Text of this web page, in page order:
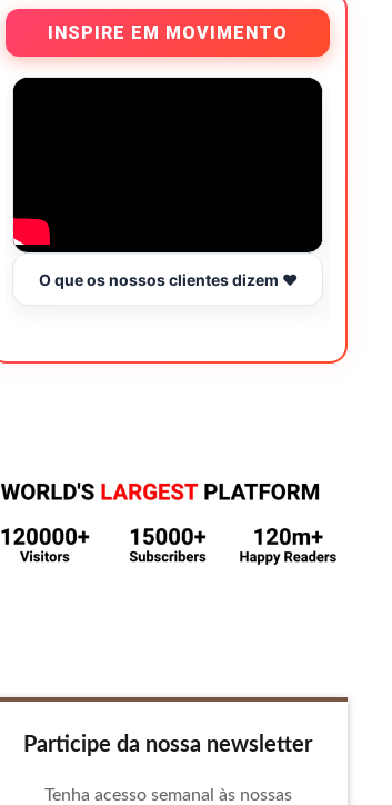
INSPIRE EM MOVIMENTO
O que os nossos clientes dizem ❤️
Participe da nossa newsletter
Tenha acesso semanal às nossas